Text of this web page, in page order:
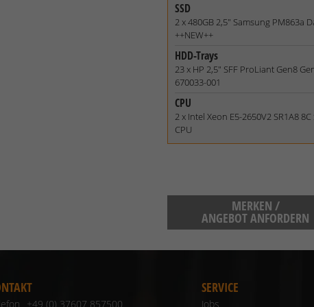
SSD
2 x 480GB 2,5" Samsung PM863a
++NEW++
HDD-Trays
23 x HP 2,5" SFF ProLiant Gen8
670033-001
CPU
2 x Intel Xeon E5-2650V2 SR1A8
CPU
MERKEN /
ANGEBOT ANFORDERN
+49 (0) 37607 857500
SERVICE
Jobs